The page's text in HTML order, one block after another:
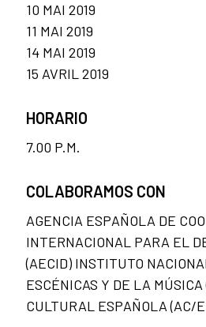
10 MAI 2019
11 MAI 2019
14 MAI 2019
15 AVRIL 2019
HORARIO
7.00 P.M.
COLABORAMOS CON
AGENCIA ESPAÑOLA DE
INTERNACIONAL PARA EL
(AECID) INSTITUTO
ESCÉNICAS Y DE LA
CULTURAL ESPAÑOLA (AC/